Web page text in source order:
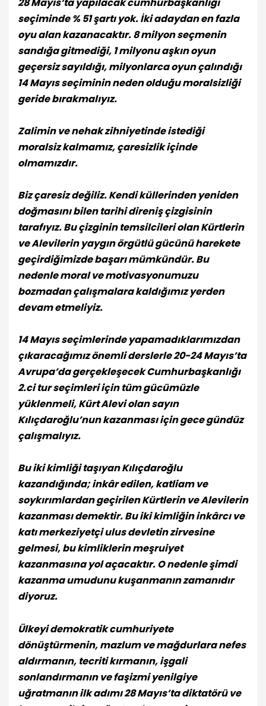
seçiminde % 51 şartı yok. İki adaydan en fazla
oyu alan kazanacaktır. 8 milyon seçmenin
sandığa gitmediği, 1 milyonu aşkın oyun
geçersiz sayıldığı, milyonlarca oyun çalındığı
14 Mayıs seçiminin neden olduğu moralsizliği
geride bırakmalıyız.
Zalimin ve nehak zihniyetinde istediği
moralsiz kalmamız, çaresizlik içinde
olmamızdır.
Biz çaresiz değiliz. Kendi küllerinden yeniden
doğmasını bilen tarihi direniş çizgisinin
tarafıyız. Bu çizginin temsilcileri olan Kürtlerin
ve Alevilerin yaygın örgütlü gücünü harekete
geçirdiğimizde başarı mümkündür. Bu
nedenle moral ve motivasyonumuzu
bozmadan çalışmalara kaldığımız yerden
devam etmeliyiz.
14 Mayıs seçimlerinde yapamadıklarımızdan
çıkaracağımız önemli derslerle 20-24 Mayıs’ta
Avrupa’da gerçekleşecek Cumhurbaşkanlığı
2.citur seçimleri için tüm gücümüzle
yüklenmeli, Kürt Alevi olan sayın
Kılıçdaroğlu’nun kazanması için gece gündüz
çalışmalıyız.
Bu iki kimliği taşıyan Kılıçdaroğlu
kazandığında; inkâr edilen, katliam ve
soykırımlardan geçirilen Kürtlerin ve Alevilerin
kazanması demektir. Bu iki kimliğin inkârcı ve
katı merkeziyetçi ulus devletin zirvesine
gelmesi, bu kimliklerin meşruiyet
kazanmasına yol açacaktır. O nedenle şimdi
kazanma umudunu kuşanmanın zamanıdır
diyoruz.
Ülkeyi demokratik cumhuriyete
dönüştürmenin, mazlum ve mağdurlara nefes
aldırmanın, tecriti kırmanın, işgali
sonlandırmanın ve faşizmi yenilgiye
uğratmanın ilk adımı 28 Mayıs’ta diktatörü ve